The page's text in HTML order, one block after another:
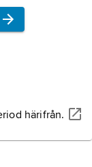
härifrån.